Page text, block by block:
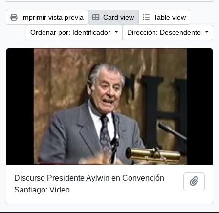
Imprimir vista previa Card view
Table view
Ordenar por: Identificador
Dirección: Descendente
Discurso Presidente Aylwin en Convención
Santiago: Video